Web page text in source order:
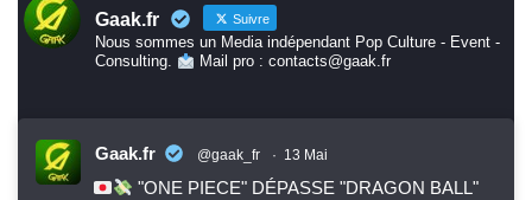
Gaak.fr Suivre
Nous sommes un Media indépendant Pop Culture - Event -
Consulting.
Mail pro : contacts@gaak.fr
Gaak.fr @gaak_fr · 13 Mai
"ONE PIECE" DÉPASSE "DRAGON BALL"